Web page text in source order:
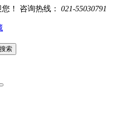
！ 咨询热线： 021-55030791
搜索